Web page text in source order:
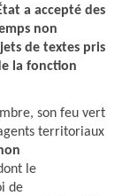
a accepté des
non
de textes pris
la fonction
son feu vert
territoriaux
le
de